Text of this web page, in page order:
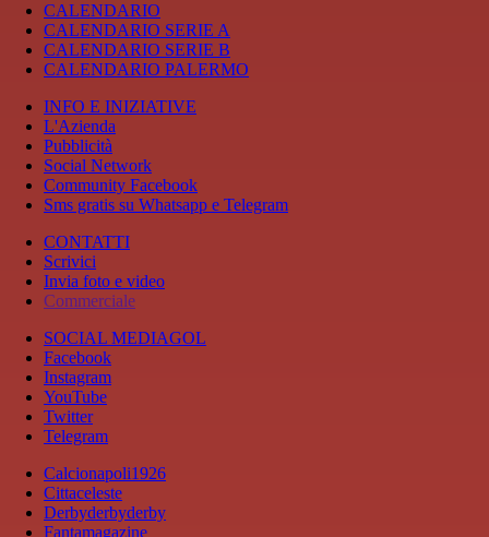
CALENDARIO
CALENDARIO SERIE A
CALENDARIO SERIE B
CALENDARIO PALERMO
INFO E INIZIATIVE
L'Azienda
Pubblicità
Social Network
Community Facebook
Sms gratis su Whatsapp e Telegram
CONTATTI
Scrivici
Invia foto e video
Commerciale
SOCIAL MEDIAGOL
Facebook
Instagram
YouTube
Twitter
Telegram
Calcionapoli1926
Cittaceleste
Derbyderbyderby
Fantamagazine